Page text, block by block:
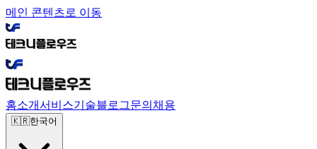
메인 콘텐츠로 이동
홈소개서비스기술블로그문의 채용
🇰🇷한국어